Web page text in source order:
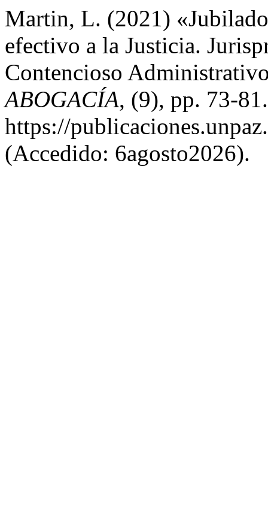
Martin, L. (2021)
efectivo a la Justicia.
Contencioso
ABOGACÍA, (9), pp. 73-
https://
(Accedido: 6agosto2026).